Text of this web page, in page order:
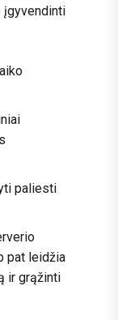
įgyvendinti
paliesti
pat leidžia
ir grąžinti